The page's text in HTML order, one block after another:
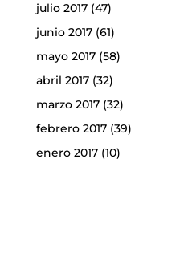
julio 2017(47)
junio 2017(61)
mayo 2017(58)
abril 2017(32)
marzo 2017(32)
febrero 2017(39)
enero 2017(10)